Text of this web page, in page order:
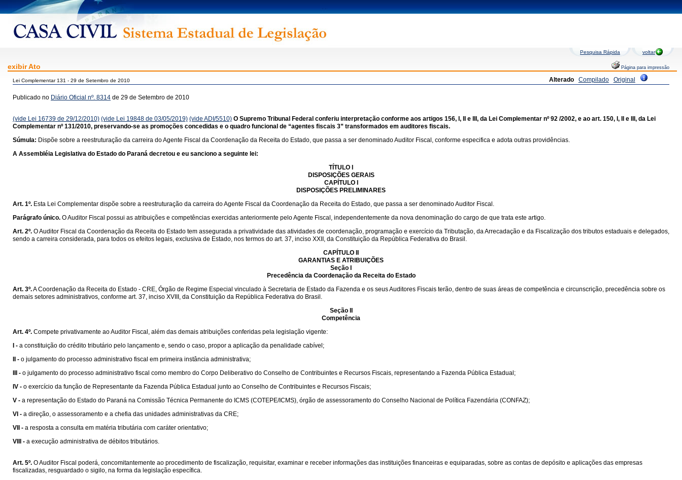
Pesquisa Rápida voltar
exibir Ato Página para impressão
Alterado Compilado Original
Lei Complementar 131 - 29 de Setembro de 2010
Publicado no Diário Oficial nº. 8314 de 29 de Setembro de 2010
(vide Lei 16739 de 29/12/2010) (vide Lei 19848 de 03/05/2019) (vide ADI/5510) O Supremo Tribunal Federal conferiu interpretação conforme aos artigos 156, I, II e III, da Lei Complementar nº 92 /2002, e ao art. 150, I, II e III, da Lei
Complementar nº 131/2010, preservando-se as promoções concedidas e o quadro funcional de “agentes fiscais 3” transformados em auditores fiscais.
Súmula: Dispõe sobre a reestruturação da carreira do Agente Fiscal da Coordenação da Receita do Estado, que passa a ser denominado Auditor Fiscal, conforme especifica e adota outras providências.
A Assembléia Legislativa do Estado do Paraná decretou e eu sanciono a seguinte lei:
TÍTULO I
DISPOSIÇÕES GERAIS
CAPÍTULO I
DISPOSIÇÕES PRELIMINARES
Art. 1º. Esta Lei Complementar dispõe sobre a reestruturação da carreira do Agente Fiscal da Coordenação da Receita do Estado, que passa a ser denominado Auditor Fiscal.
Parágrafo único. O Auditor Fiscal possui as atribuições e competências exercidas anteriormente pelo Agente Fiscal, independentemente da nova denominação do cargo de que trata este artigo.
Art. 2º. O Auditor Fiscal da Coordenação da Receita do Estado tem assegurada a privatividade das atividades de coordenação, programação e exercício da Tributação, da Arrecadação e da Fiscalização dos tributos estaduais e delegados,
sendo a carreira considerada, para todos os efeitos legais, exclusiva de Estado, nos termos do art. 37, inciso XXII, da Constituição da República Federativa do Brasil.
CAPÍTULO II
GARANTIAS E ATRIBUIÇÕES
Seção I
Precedência da Coordenação da Receita do Estado
Art. 3º.A Coordenação da Receita do Estado - CRE, Órgão de Regime Especial vinculado à Secretaria de Estado da Fazenda e os seus Auditores Fiscais terão, dentro de suas áreas de competência e circunscrição, precedência sobre os
demais setores administrativos, conforme art. 37, inciso XVIII, da Constituição da República Federativa do Brasil.
Seção II
Competência
Art. 4º. Compete privativamente ao Auditor Fiscal, além das demais atribuições conferidas pela legislação vigente:
I - a constituição do crédito tributário pelo lançamento e, sendo o caso, propor a aplicação da penalidade cabível;
II - o julgamento do processo administrativo fiscal em primeira instância administrativa;
III - o julgamento do processo administrativo fiscal como membro do Corpo Deliberativo do Conselho de Contribuintes e Recursos Fiscais, representando a Fazenda Pública Estadual;
IV - o exercício da função de Representante da Fazenda Pública Estadual junto ao Conselho de Contribuintes e Recursos Fiscais;
V - a representação do Estado do Paraná na Comissão Técnica Permanente do ICMS (COTEPE/ICMS), órgão de assessoramento do Conselho Nacional de Política Fazendária (CONFAZ);
VI - a direção, o assessoramento e a chefia das unidades administrativas da CRE;
VII - a resposta a consulta em matéria tributária com caráter orientativo;
VIII - a execução administrativa de débitos tributários.
Art. 5º. O Auditor Fiscal poderá, concomitantemente ao procedimento de fiscalização, requisitar, examinar e receber informações das instituições financeiras e equiparadas, sobre as contas de depósito e aplicações das empresas
fiscalizadas, resguardado o sigilo, na forma da legislação específica.